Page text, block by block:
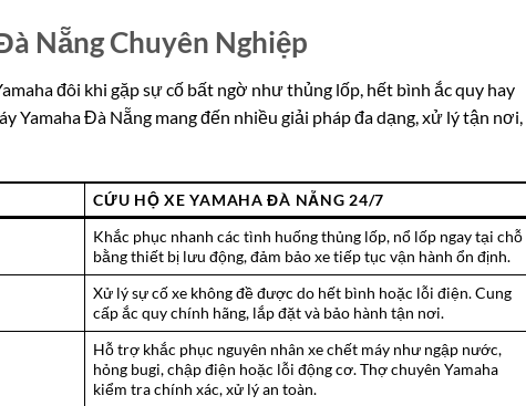
Nẵng Chuyên Nghiệp
đôi khi gặp sự cố bất ngờ như thủng lốp, hết bình ắc quy hay
Yamaha Đà Nẵng mang đến nhiều giải pháp đa dạng, xử lý tận nơi,
CỨU HỘ XE YAMAHA ĐÀ NẴNG 24/7
Khắc phục nhanh các tình huống thủng lốp, nổ lốp ngay tại chỗ
bằng thiết bị lưu động, đảm bảo xe tiếp tục vận hành ổn định.
Xử lý sự cố xe không đề được do hết bình hoặc lỗi điện. Cung
cấp ắc quy chính hãng, lắp đặt và bảo hành tận nơi.
Hỗ trợ khắc phục nguyên nhân xe chết máy như ngập nước,
hỏng bugi, chập điện hoặc lỗi động cơ. Thợ chuyên Yamaha
kiểm tra chính xác, xử lý an toàn.